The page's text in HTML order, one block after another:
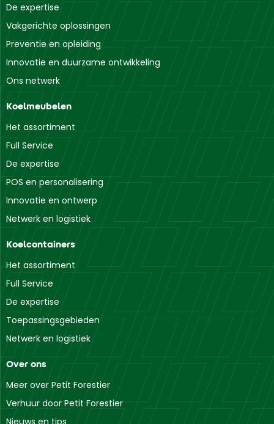
De expertise
Vakgerichte oplossingen
Preventie en opleiding
Innovatie en duurzame ontwikkeling
Ons netwerk
Koelmeubelen
Het assortiment
Full Service
De expertise
POS en personalisering
Innovatie en ontwerp
Netwerk en logistiek
Koelcontainers
Het assortiment
Full Service
De expertise
Toepassingsgebieden
Netwerk en logistiek
Over ons
Meer over Petit Forestier
Verhuur door Petit Forestier
Nieuws en tips